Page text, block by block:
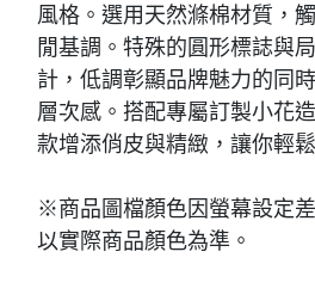
風格。選用天然滌棉材質，
閒基調。特殊的圓形標誌與
計，低調彰顯品牌魅力的同
層次感。搭配專屬訂製小花
款增添俏皮與精緻，讓你輕
※商品圖檔顏色因螢幕設定
以實際商品顏色為準。